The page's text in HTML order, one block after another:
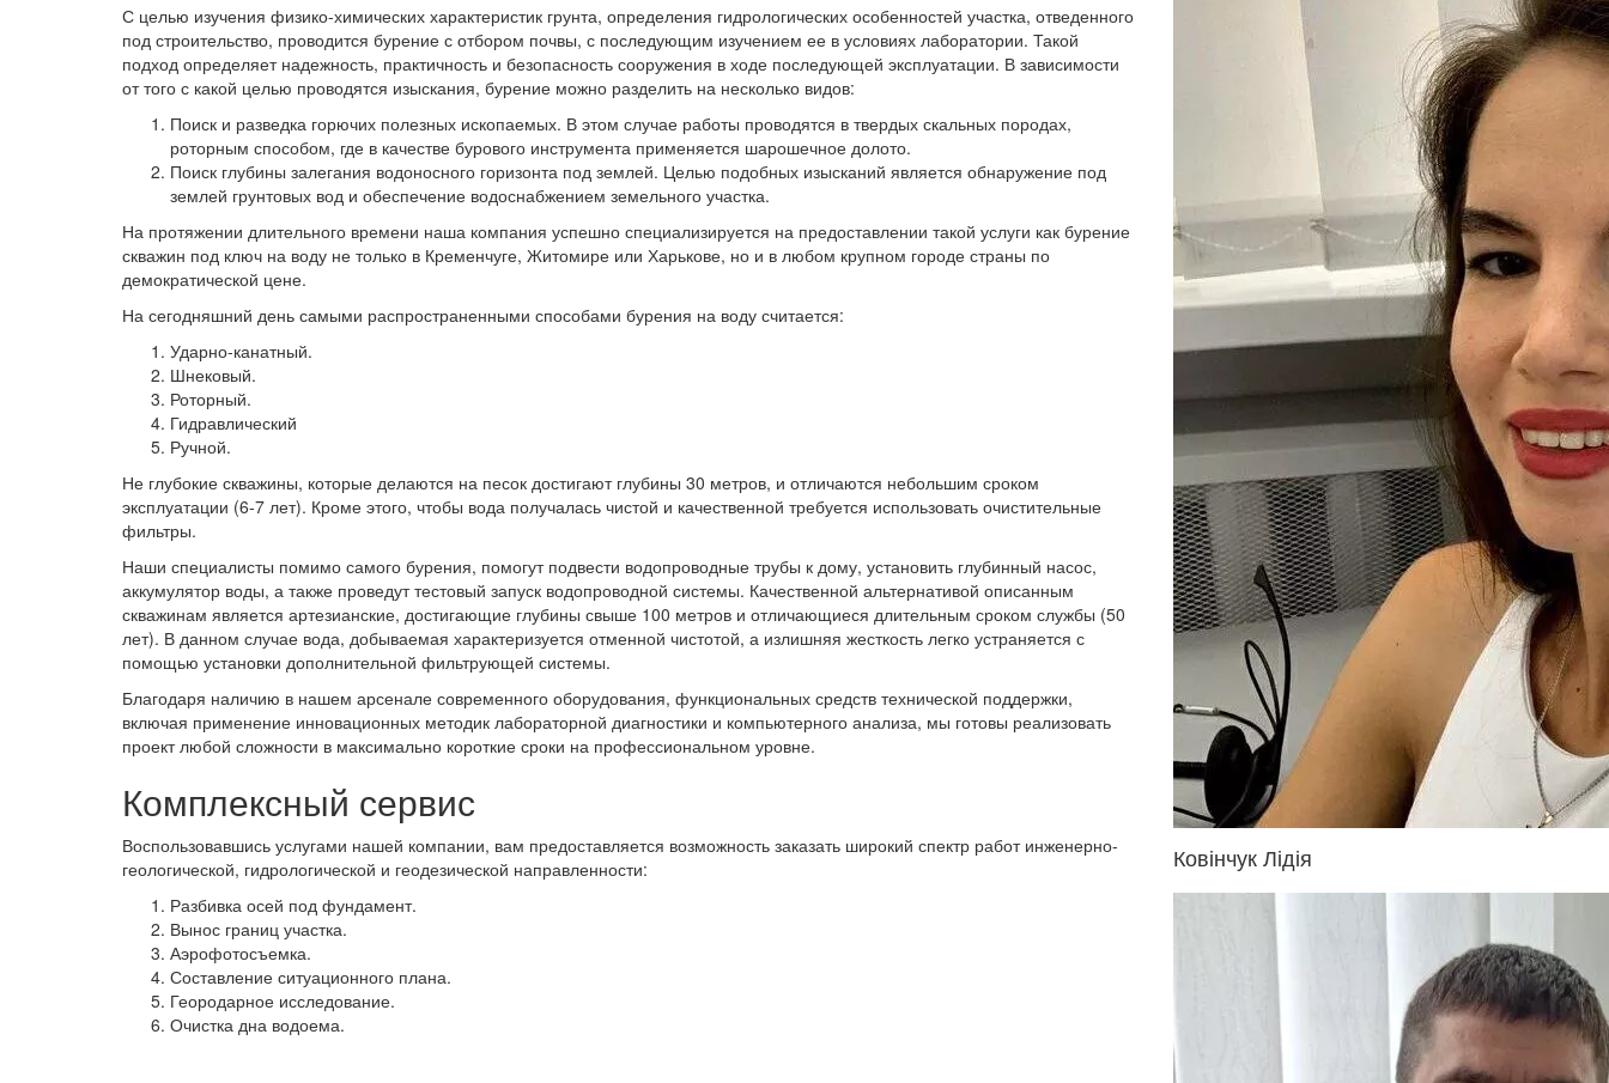
С целью изучения физико-химических характеристик грунта, определения гидрологических особенностей участка, отведенного
под строительство, проводится бурение с отбором почвы, с последующим изучением ее в условиях лаборатории. Такой
подход определяет надежность, практичность и безопасность сооружения в ходе последующей эксплуатации. В зависимости
от того с какой целью проводятся изыскания, бурение можно разделить на несколько видов:
Поиск и разведка горючих полезных ископаемых. В этом случае работы проводятся в твердых скальных породах,
роторным способом, где в качестве бурового инструмента применяется шарошечное долото.
Поиск глубины залегания водоносного горизонта под землей. Целью подобных изысканий является обнаружение под
землей грунтовых вод и обеспечение водоснабжением земельного участка.
На протяжении длительного времени наша компания успешно специализируется на предоставлении такой услуги как бурение
скважин под ключ на воду не только в Кременчуге, Житомире или Харькове, но и в любом крупном городе страны по
демократической цене.
На сегодняшний день самыми распространенными способами бурения на воду считается:
Ударно-канатный.
Шнековый.
Роторный.
Гидравлический
Ручной.
Не глубокие скважины, которые делаются на песок достигают глубины 30 метров, и отличаются небольшим сроком
эксплуатации (6-7 лет). Кроме этого, чтобы вода получалась чистой и качественной требуется использовать очистительные
фильтры.
Наши специалисты помимо самого бурения, помогут подвести водопроводные трубы к дому, установить глубинный насос,
аккумулятор воды, а также проведут тестовый запуск водопроводной системы. Качественной альтернативой описанным
скважинам является артезианские, достигающие глубины свыше 100 метров и отличающиеся длительным сроком службы (50
лет). В данном случае вода, добываемая характеризуется отменной чистотой, а излишняя жесткость легко устраняется с
помощью установки дополнительной фильтрующей системы.
Благодаря наличию в нашем арсенале современного оборудования, функциональных средств технической поддержки,
включая применение инновационных методик лабораторной диагностики и компьютерного анализа, мы готовы реализовать
проект любой сложности в максимально короткие сроки на профессиональном уровне.
Комплексный сервис
Воспользовавшись услугами нашей компании, вам предоставляется возможность заказать широкий спектр работ инженерно-
геологической, гидрологической и геодезической направленности:
Разбивка осей под фундамент.
Вынос границ участка.
Аэрофотосъемка.
Составление ситуационного плана.
Геородарное исследование.
Очистка дна водоема.
Ковінчук Лідія